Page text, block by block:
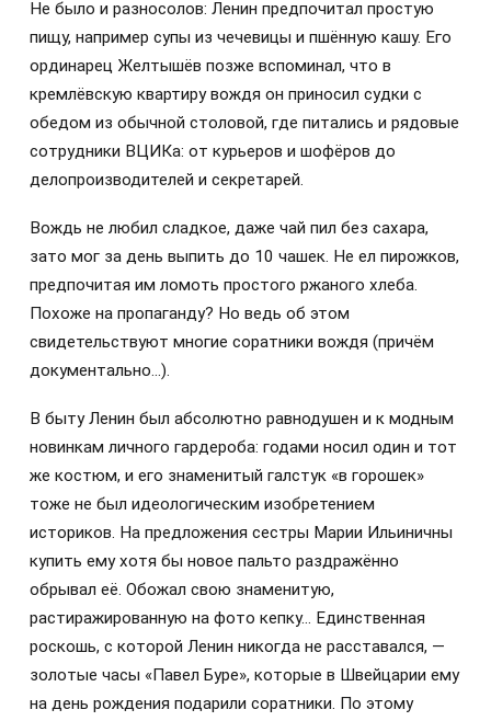
Не было и разносолов: Ленин предпочитал простую
пищу, например супы из чечевицы и пшённую кашу. Его
ординарец Желтышёв позже вспоминал, что в
кремлёвскую квартиру вождя он приносил судки с
обедом из обычной столовой, где питались и рядовые
сотрудники ВЦИКа: от курьеров и шофёров до
делопроизводителей и секретарей.
Вождь не любил сладкое, даже чай пил без сахара,
зато мог за день выпить до 10 чашек. Не ел пирожков,
предпочитая им ломоть простого ржаного хлеба.
Похоже на пропаганду? Но ведь об этом
свидетельствуют многие соратники вождя (причём
документально…).
В быту Ленин был абсолютно равнодушен и к модным
новинкам личного гардероба: годами носил один и тот
же костюм, и его знаменитый галстук «в горошек»
тоже не был идеологическим изобретением
историков. На предложения сестры Марии Ильиничны
купить ему хотя бы новое пальто раздражённо
обрывал её. Обожал свою знаменитую,
растиражированную на фото кепку… Единственная
роскошь, с которой Ленин никогда не расставался, —
золотые часы «Павел Буре», которые в Швейцарии ему
на день рождения подарили соратники. По этому